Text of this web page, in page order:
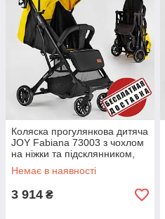
Коляска прогулянкова дитяча
JOY Fabiana 73003 з чохлом
на ніжки та підсклянником,
колір жовтий
Немає в наявності
3 914 ₴